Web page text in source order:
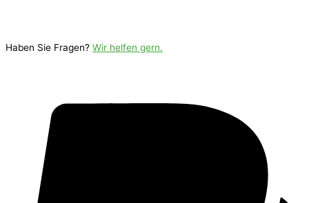
Haben Sie Fragen? Wir helfen gern.